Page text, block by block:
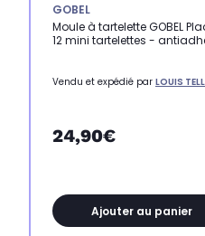
GOBEL
Moule à tartelette GOBEL
12 mini tartelettes -
Vendu et expédié par LOUIS
24,90€
Ajouter au panier